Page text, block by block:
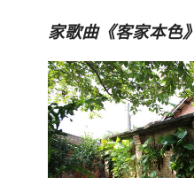
家歌曲《客家本色》